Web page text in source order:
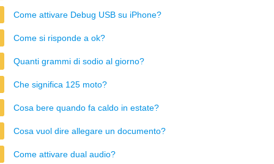
Come attivare Debug USB su iPhone?
Come si risponde a ok?
Quanti grammi di sodio al giorno?
Che significa 125 moto?
Cosa bere quando fa caldo in estate?
Cosa vuol dire allegare un documento?
Come attivare dual audio?